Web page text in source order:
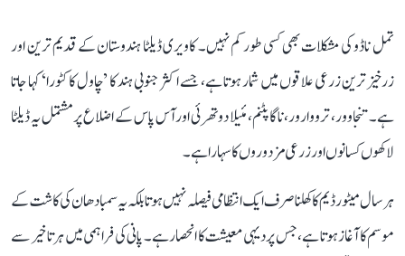
تمل ناڈو کی مشکلات بھی کسی طور کم نہیں۔ کاویری ڈیلٹا ہندوستان کے قدیم ترین اور
زرخیز ترین زرعی علاقوں میں شمار ہوتا ہے، جسے اکثر جنوبی ہند کا ’چاول کا کٹورا‘ کہا جاتا
ہے۔ تنجاوور، ترووارور، ناگاپٹنم، مئیلا دوتھرئی اور آس پاس کے اضلاع پر مشتمل یہ ڈیلٹا
لاکھوں کسانوں اور زرعی مزدوروں کا سہارا ہے۔
ہر سال میٹور ڈیم کا کھلنا صرف ایک انتظامی فیصلہ نہیں ہوتا بلکہ یہ سمبا دھان کی کاشت کے
موسم کا آغاز ہوتا ہے، جس پر دیہی معیشت کا انحصار ہے۔ پانی کی فراہمی میں ہر تاخیر سے